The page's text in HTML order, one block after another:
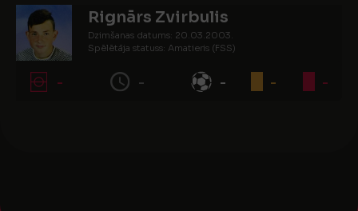
Rignārs Zvirbulis
Dzimšanas datums: 20.03.2003.
Spēlētāja statuss: Amatieris (FSS)
- - - - -